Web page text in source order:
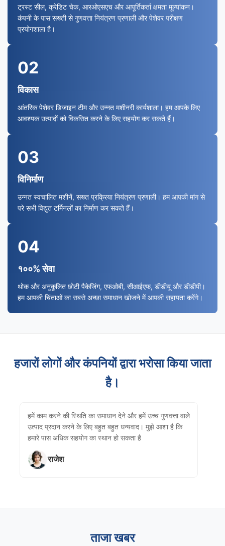
ट्रस्ट सील, क्रेडिट चेक, आरओएसएच और आपूर्तिकर्ता क्षमता मूल्यांकन।
कंपनी के पास सख्ती से गुणवत्ता नियंत्रण प्रणाली और पेशेवर परीक्षण
प्रयोगशाला है।
02
विकास
आंतरिक पेशेवर डिजाइन टीम और उन्नत मशीनरी कार्यशाला। हम आपके लिए
आवश्यक उत्पादों को विकसित करने के लिए सहयोग कर सकते हैं।
03
विनिर्माण
उन्नत स्वचालित मशीनें, सख्त प्रक्रिया नियंत्रण प्रणाली। हम आपकी मांग से
परे सभी विद्युत टर्मिनलों का निर्माण कर सकते हैं।
04
१००% सेवा
थोक और अनुकूलित छोटी पैकेजिंग, एफओबी, सीआईएफ, डीडीयू और डीडीपी।
हम आपकी चिंताओं का सबसे अच्छा समाधान खोजने में आपकी सहायता करेंगे।
हजारों लोगों और कंपनियों द्वारा भरोसा किया जाता
है।
हमें काम करने की स्थिति का समाधान देने और हमें उच्च गुणवत्ता वाले
उत्पाद प्रदान करने के लिए बहुत बहुत धन्यवाद। मुझे आशा है कि
हमारे पास अधिक सहयोग का स्थान हो सकता है
राजेश
ताजा खबर